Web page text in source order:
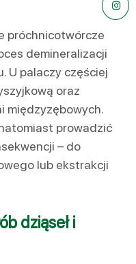
próchnicotwórcze
demineralizacji
U palaczy częściej
oraz
międzyzębowych.
prowadzić
– do
lub ekstrakcji
dziąseł i